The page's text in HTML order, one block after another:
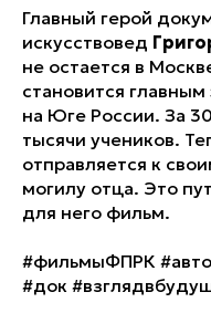
Главный герой
искусствовед
не остается в
становится
на Юге России. За
тысячи учеников.
отправляется к
могилу отца. Это
для него фильм.
#фильмыФПРК
#док